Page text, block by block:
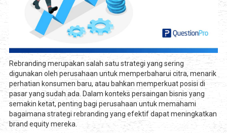
Rebranding merupakan salah satu strategi yang sering
digunakan oleh perusahaan untuk memperbaharui citra, menarik
perhatian konsumen baru, atau bahkan memperkuat posisi di
pasar yang sudah ada. Dalam konteks persaingan bisnis yang
semakin ketat, penting bagi perusahaan untuk memahami
bagaimana strategi rebranding yang efektif dapat meningkatkan
brand equity mereka.